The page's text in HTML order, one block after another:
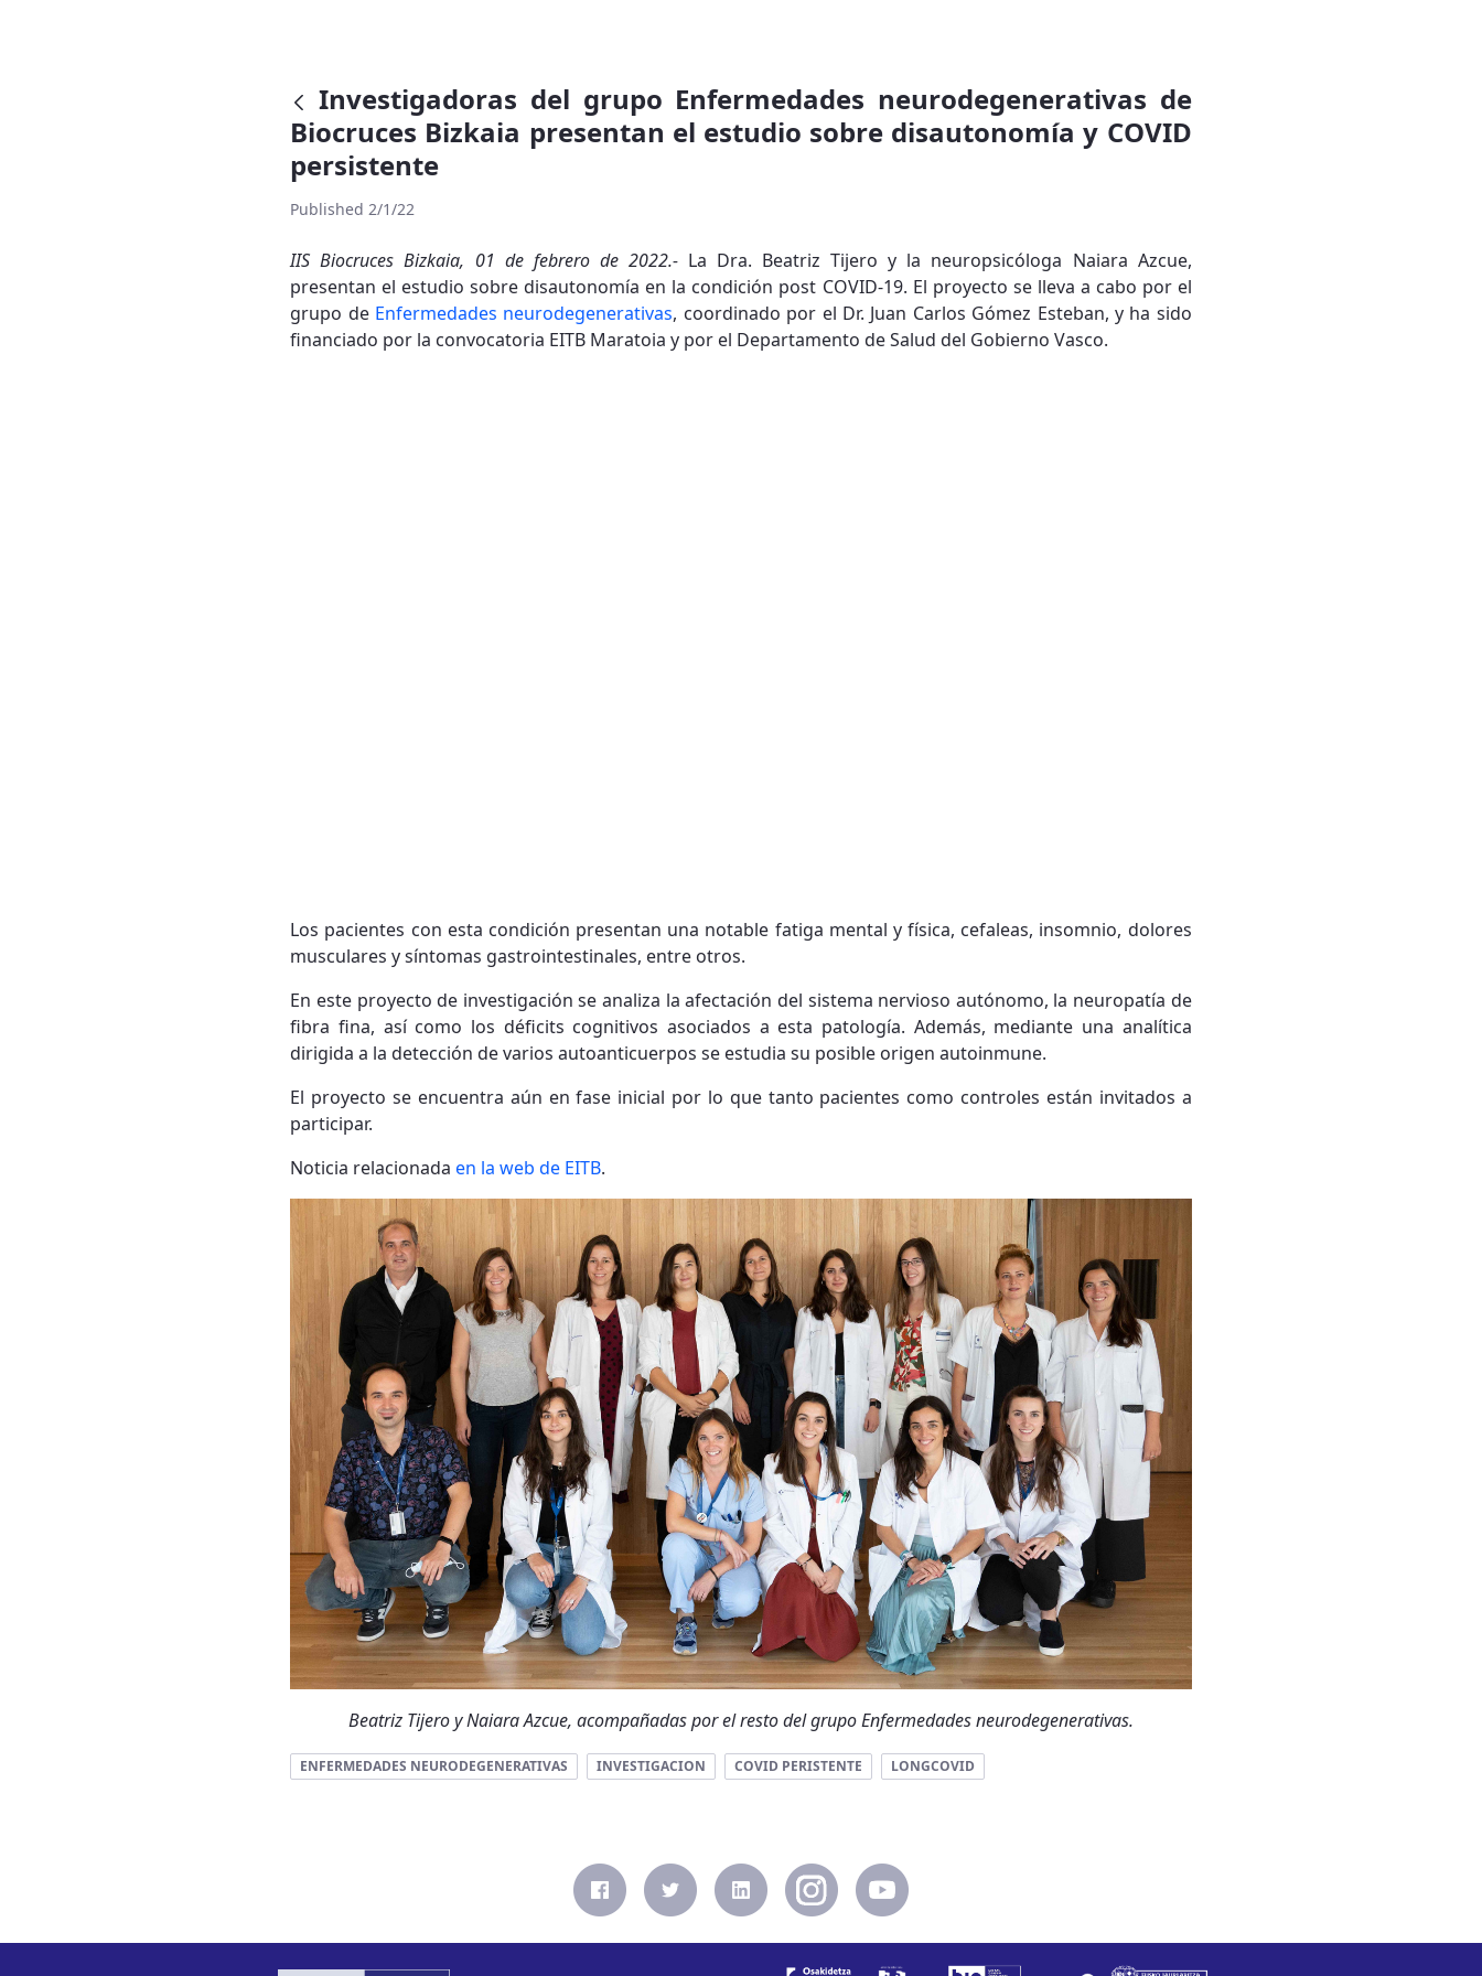
Investigadoras del grupo Enfermedades neurodegenerativas de
Biocruces Bizkaia presentan el estudio sobre disautonomía y COVID
persistente
Published 2/1/22
IIS Biocruces Bizkaia, 01 de febrero de 2022.- La Dra. Beatriz Tijero y la neuropsicóloga Naiara Azcue,
presentan el estudio sobre disautonomía en la condición post COVID-19. El proyecto se lleva a cabo por el
grupo de Enfermedades neurodegenerativas, coordinado por el Dr. Juan Carlos Gómez Esteban, y ha sido
financiado por la convocatoria EITB Maratoia y por el Departamento de Salud del Gobierno Vasco.
Los pacientes con esta condición presentan una notable fatiga mental y física, cefaleas, insomnio, dolores
musculares y síntomas gastrointestinales, entre otros.
En este proyecto de investigación se analiza la afectación del sistema nervioso autónomo, la neuropatía de
fibra fina, así como los déficits cognitivos asociados a esta patología. Además, mediante una analítica
dirigida a la detección de varios autoanticuerpos se estudia su posible origen autoinmune.
El proyecto se encuentra aún en fase inicial por lo que tanto pacientes como controles están invitados a
participar.
Noticia relacionadaen la web de EITB.
Beatriz Tijero y Naiara Azcue, acompañadas por el resto del grupo Enfermedades neurodegenerativas.
ENFERMEDADES NEURODEGENERATIVAS INVESTIGACION COVID PERISTENTE LONGCOVID